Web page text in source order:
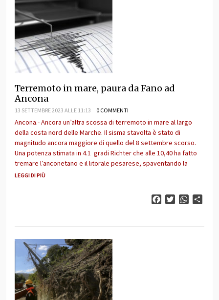
Terremoto in mare, paura da Fano ad
Ancona
13 SETTEMBRE 2023 ALLE 11:13 0 COMMENTI
Ancona.- Ancora un’altra scossa di terremoto in mare al largo
della costa nord delle Marche. Il sisma stavolta è stato di
magnitudo ancora maggiore di quello del 8 settembre scorso.
Una potenza stimata in 4.1 gradi Richter che alle 10,40 ha fatto
tremare l’anconetano e il litorale pesarese, spaventando la
LEGGI DI PIÙ
FacebookTwitter